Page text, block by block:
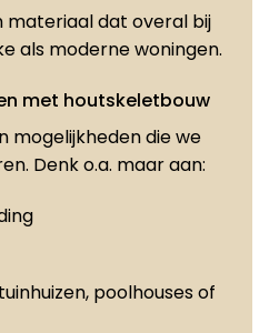
materiaal dat overal bij
als moderne woningen.
met houtskeletbouw
mogelijkheden die we
Denk o.a. maar aan:
poolhouses of